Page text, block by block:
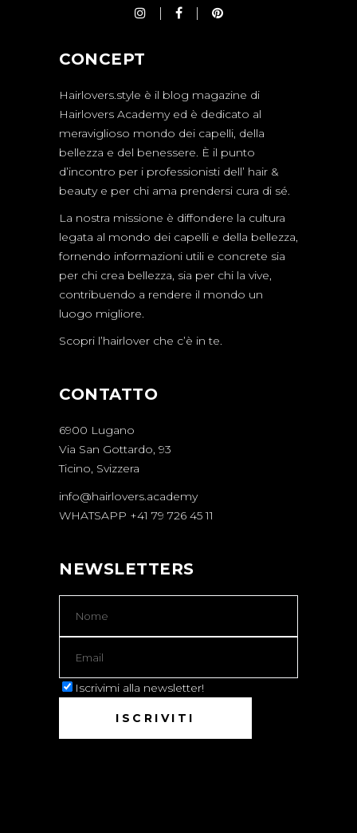
CONCEPT
Hairlovers.style è il blog magazine di
Hairlovers Academy ed è dedicato al
meraviglioso mondo dei capelli, della
bellezza e del benessere. È il punto
d’incontro per i professionisti dell’ hair &
beauty e per chi ama prendersi cura di sé.
La nostra missione è diffondere la cultura
legata al mondo dei capelli e della bellezza,
fornendo informazioni utili e concrete sia
per chi crea bellezza, sia per chi la vive,
contribuendo a rendere il mondo un
luogo migliore.
Scopri l’hairlover che c’è in te.
CONTATTO
6900 Lugano
Via San Gottardo, 93
Ticino, Svizzera
info@hairlovers.academy
WHATSAPP +41 79 726 45 11
NEWSLETTERS
Iscrivimi alla newsletter!